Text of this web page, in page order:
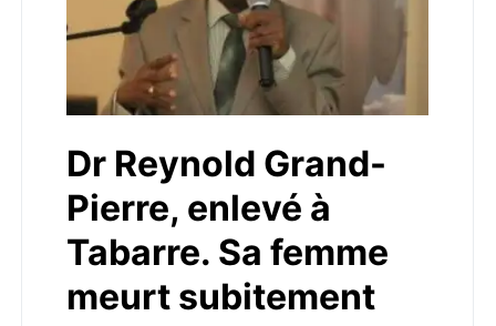
Dr Reynold Grand-
Pierre, enlevé à
Tabarre. Sa femme
meurt subitement